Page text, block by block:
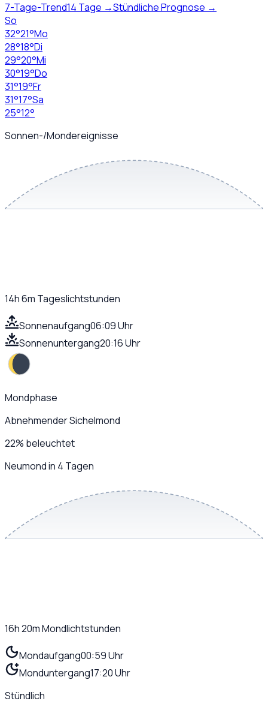
7-Tage-Trend14 Tage →Stündliche Prognose →
So
32°21°Mo
28°18°Di
29°20°Mi
30°19°Do
31°19°Fr
31°17°Sa
25°12°
Sonnen-/Mondereignisse
14h 6m Tageslichtstunden
Sonnenaufgang06:09 Uhr
Sonnenuntergang20:16 Uhr
Mondphase
Abnehmender Sichelmond
22% beleuchtet
Neumond in 4 Tagen
16h 20mMondlichtstunden
Mondaufgang00:59 Uhr
Monduntergang17:20 Uhr
Stündlich